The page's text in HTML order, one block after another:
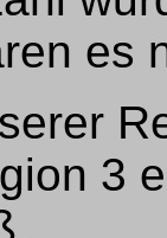
es
3